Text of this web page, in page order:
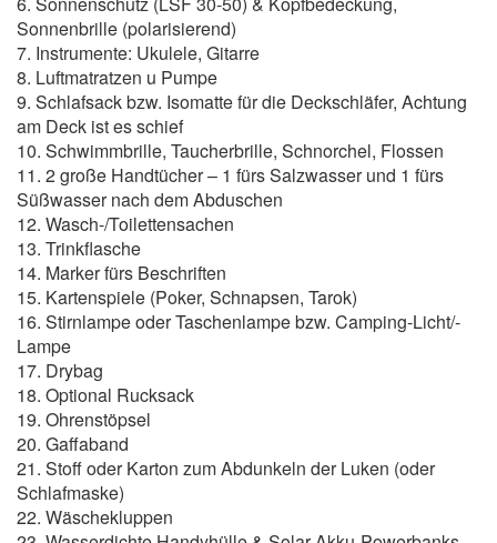
Sonnenbrille (polarisierend)
7. Instrumente: Ukulele, Gitarre
8. Luftmatratzen u Pumpe
9. Schlafsack bzw. Isomatte für die Deckschläfer, Achtung
am Deck ist es schief
10. Schwimmbrille, Taucherbrille, Schnorchel, Flossen
11. 2 große Handtücher – 1 fürs Salzwasser und 1 fürs
Süßwasser nach dem Abduschen
12. Wasch-/Toilettensachen
13. Trinkflasche
14. Marker fürs Beschriften
15. Kartenspiele (Poker, Schnapsen, Tarok)
16. Stirnlampe oder Taschenlampe bzw. Camping-Licht/-
Lampe
17. Drybag
18. Optional Rucksack
19. Ohrenstöpsel
20. Gaffaband
21. Stoff oder Karton zum Abdunkeln der Luken (oder
Schlafmaske)
22. Wäschekluppen